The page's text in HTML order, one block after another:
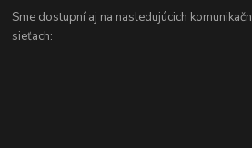
Sme dostupní aj na nasledujúcich
sieťach: